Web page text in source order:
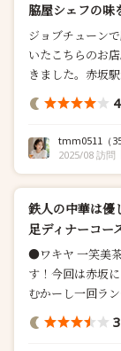
脇屋シェフの味
ジョブチューン
いたこちらのお
きました。赤坂
落ち着いた雰囲気。 お料理の中でも特に印象に残ったのは
キリザメの胸び
tmm0511 （
2025/08 訪問
鉄人の中華は優
足ディナーコー
●ワキヤ 一笑美茶樓 今日も美味しい物が食べたい！二
す！今回は赤坂
むかーし一回ラ